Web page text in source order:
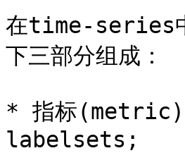
在time-series中
下三部分组成：
* 指标(metric)
labelsets;